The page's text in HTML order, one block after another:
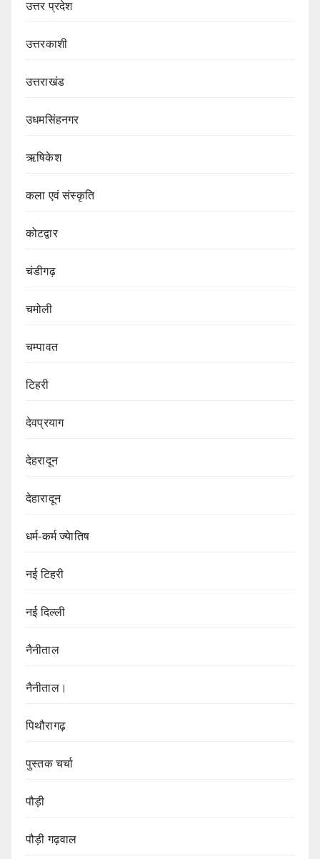
उत्तर प्रदेश
उत्तरकाशी
उत्तराखंड
उधमसिंहनगर
ऋषिकेश
कला एवं संस्कृति
कोटद्वार
चंडीगढ़
चमोली
चम्पावत
टिहरी
देवप्रयाग
देहरादून
देहारादून
धर्म-कर्म ज्येातिष
नई टिहरी
नई दिल्ली
नैनीताल
नैनीताल।
पिथौरागढ़
पुस्तक चर्चा
पौड़ी
पौड़ी गढ़वाल